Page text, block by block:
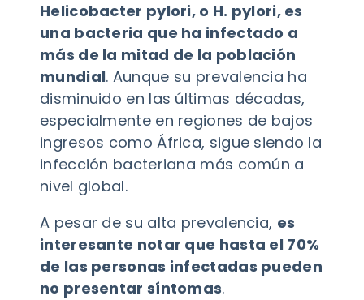
Helicobacter pylori, o H. pylori, es
una bacteria que ha infectado a
más de la mitad de la población
mundial. Aunque su prevalencia ha
disminuido en las últimas décadas,
especialmente en regiones de bajos
ingresos como África, sigue siendo la
infección bacteriana más común a
nivel global.
A pesar de su alta prevalencia, es
interesante notar que hasta el 70%
de las personas infectadas pueden
no presentar síntomas.